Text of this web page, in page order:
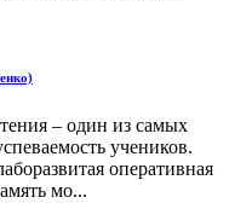
– один из самых
учеников.
оперативная
мо...